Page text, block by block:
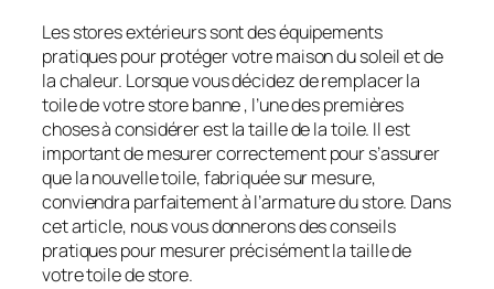
Les stores extérieurs sont des équipements
pratiques pour protéger votre maison du soleil et de
la chaleur. Lorsque vous décidez de remplacer la
toile de votre store banne , l’une des premières
choses à considérer est la taille de la toile. Il est
important de mesurer correctement pour s’assurer
que la nouvelle toile, fabriquée sur mesure,
conviendra parfaitement à l’armature du store. Dans
cet article, nous vous donnerons des conseils
pratiques pour mesurer précisément la taille de
votre toile de store.